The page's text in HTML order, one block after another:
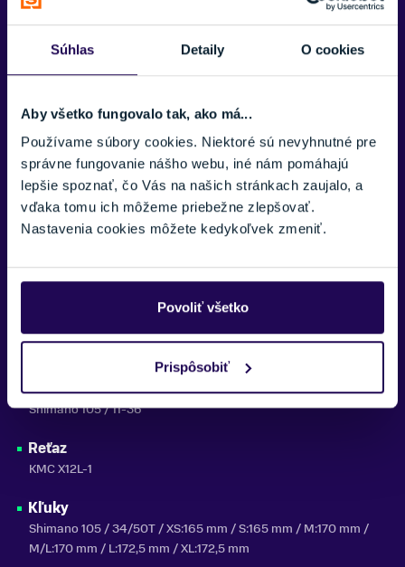
Súhlas Detaily O cookies
Aby všetko fungovalo tak, ako má...
Používame súbory cookies. Niektoré sú nevyhnutné pre
správne fungovanie nášho webu, iné nám pomáhajú
lepšie spoznať, čo Vás na našich stránkach zaujalo, a
vďaka tomu ich môžeme priebežne zlepšovať.
Nastavenia cookies môžete kedykoľvek zmeniť.
Povoliť všetko
Prispôsobiť
Sedlo
Giant Approach
Radenie
Shimano 105
Prehadzovačka
Shimano 105
Shimano 105 hydraulic / Shimano SM-RT64 rotory / 160 mm
Brzdové páky
Shimano 105
Kazeta
Shimano 105 / 11-36
Reťaz
KMC X12L-1
Kľuky
Shimano 105 / 34/50T / XS:165 mm / S:165 mm / M:170 mm /
M/L:170 mm / L:172,5 mm / XL:172,5 mm